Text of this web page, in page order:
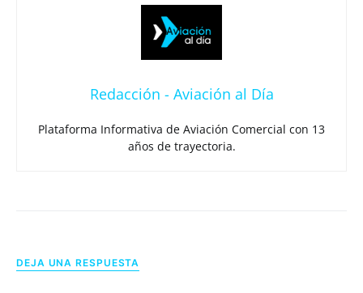
Redacción - Aviación al Día
Plataforma Informativa de Aviación Comercial con 13
años de trayectoria.
DEJA UNA RESPUESTA